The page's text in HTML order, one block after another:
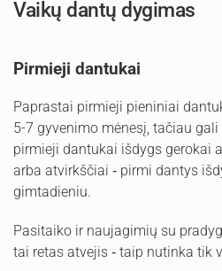
Vaikų dantų dygimas
Pirmieji dantukai
Paprastai pirmieji pieniniai
5-7 gyvenimo mėnesį, tačiau
pirmieji dantukai išdygs gerokai
arba atvirkščiai ‐ pirmi dantys
gimtadieniu.
Pasitaiko ir naujagimių su
tai retas atvejis ‐ taip nutinka tik